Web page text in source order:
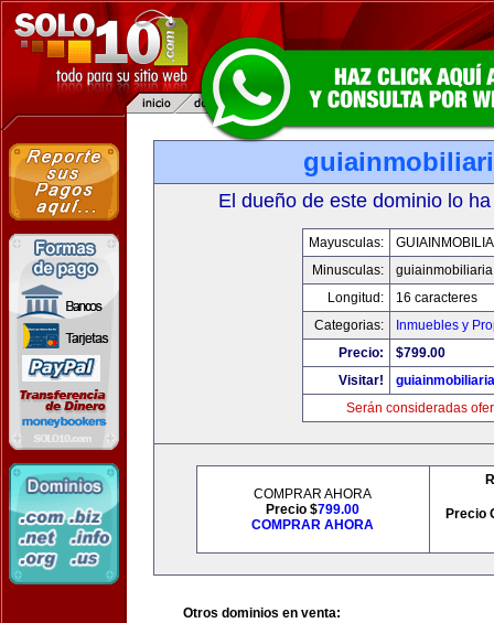
El dueño de este dominio lo
Mayusculas:
Minusculas:
Longitud:
16 caracteres
Categorias:
Inmuebles y
Precio:
$799.00
Visitar!
Serán consideradas
COMPRAR AHORA
Precio $799.00
COMPRAR AHORA
Precio
Otros dominios en venta: